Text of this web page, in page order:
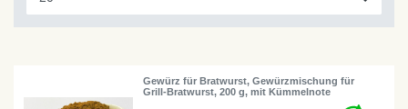
Gewürz für Bratwurst, Gewürzmischung für
Grill-Bratwurst, 200 g, mit Kümmelnote